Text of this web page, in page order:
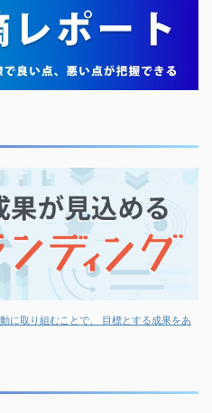
に取り組むことで、 目標とする成果をあ